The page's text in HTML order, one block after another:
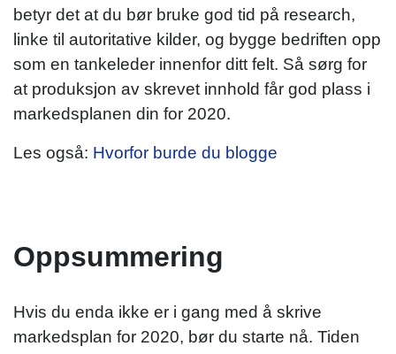
betyr det at du bør bruke god tid på research,
linke til autoritative kilder, og bygge bedriften opp
som en tankeleder innenfor ditt felt. Så sørg for
at produksjon av skrevet innhold får god plass i
markedsplanen din for 2020.
Les også: Hvorfor burde du blogge
Oppsummering
Hvis du enda ikke er i gang med å skrive
markedsplan for 2020, bør du starte nå. Tiden